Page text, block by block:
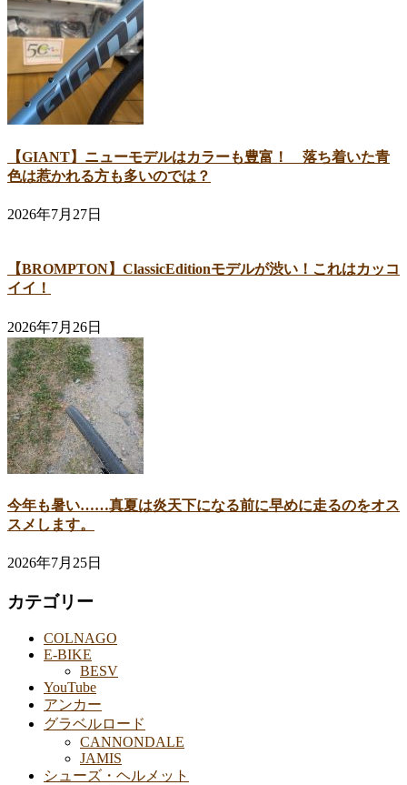
【GIANT】ニューモデルはカラーも豊富！ 落ち着いた青
色は惹かれる方も多いのでは？
2026年7月27日
【BROMPTON】ClassicEditionモデルが渋い！これはカッコ
イイ！
2026年7月26日
今年も暑い……真夏は炎天下になる前に早めに走るのをオス
スメします。
2026年7月25日
カテゴリー
COLNAGO
E-BIKE
BESV
YouTube
アンカー
グラベルロード
CANNONDALE
JAMIS
シューズ・ヘルメット